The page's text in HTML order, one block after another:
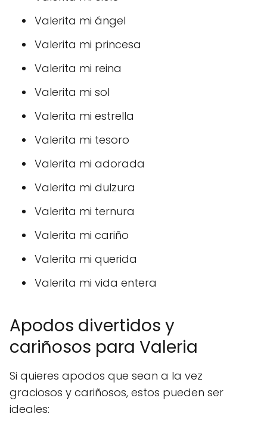
Valerita mi ángel
Valerita mi princesa
Valerita mi reina
Valerita mi sol
Valerita mi estrella
Valerita mi tesoro
Valerita mi adorada
Valerita mi dulzura
Valerita mi ternura
Valerita mi cariño
Valerita mi querida
Valerita mi vida entera
Apodos divertidos y
cariñosos para Valeria
Si quieres apodos que sean a la vez
graciosos y cariñosos, estos pueden ser
ideales: